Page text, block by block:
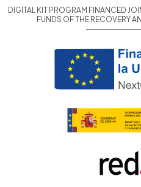
DIGITAL KIT PROGRAM FINANCED
FUNDS OF THE RECOVERY